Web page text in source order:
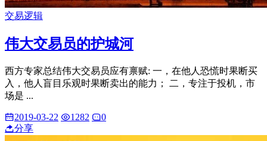
交易逻辑
伟大交易员的护城河
西方专家总结伟大交易员应有禀赋: 一，在他人恐慌时果断买
入，他人盲目乐观时果断卖出的能力； 二，专注于投机，市
场是 ...
2019-03-22 1282
0
分享